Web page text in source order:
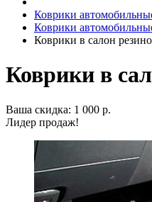
Коврики
Коврики
Коврики в салон
Коврики в
Ваша скидка: 1 000 р.
Лидер продаж!